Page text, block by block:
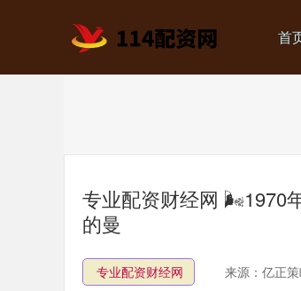
首
专业配资财经网 🌬1970
的曼
专业配资财经网 来源：亿正